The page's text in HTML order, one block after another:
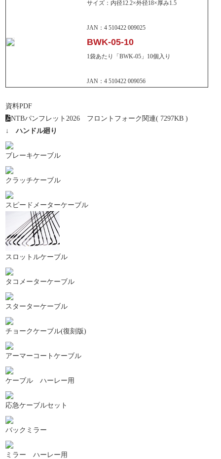
サイズ：内径12.2×外径18×厚み1.5
JAN：4 510422 009025
BWK-05-10
1袋あたり「BWK-05」10個入り
JAN：4 510422 009056
資料PDF
NTBパンフレット2026 フロントフォーク関連( 7297KB )
↓ ハンドル廻り
ブレーキケーブル
クラッチケーブル
スピードメーターケーブル
スロットルケーブル
タコメーターケーブル
スターターケーブル
チョークケーブル(復刻版)
アーマーコートケーブル
ケーブル ハーレー用
応急ケーブルセット
バックミラー
ミラー ハーレー用